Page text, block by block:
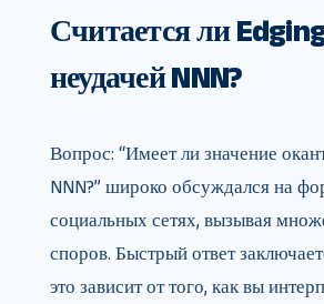
Считается ли
неудачей NNN?
Вопрос: “Имеет ли значение
NNN?” широко обсуждался на
социальных сетях, вызывая
споров. Быстрый ответ
это зависит от того, как вы